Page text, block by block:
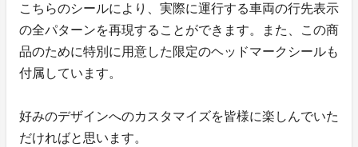
こちらのシールにより、実際に運行する車両の行先表示
の全パターンを再現することができます。また、この商
品のために特別に用意した限定のヘッドマークシールも
付属しています。
好みのデザインへのカスタマイズを皆様に楽しんでいた
だければと思います。